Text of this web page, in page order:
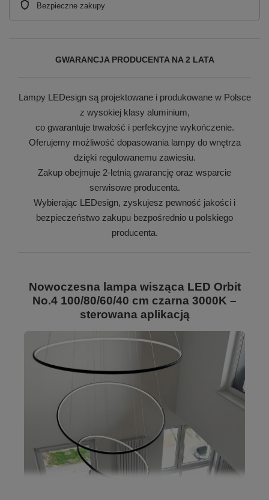
Bezpieczne zakupy
GWARANCJA PRODUCENTA NA 2 LATA
Lampy LEDesign są projektowane i produkowane w Polsce
z wysokiej klasy aluminium,
co gwarantuje trwałość i perfekcyjne wykończenie.
Oferujemy możliwość dopasowania lampy do wnętrza
dzięki regulowanemu zawiesiu.
Zakup obejmuje 2-letnią gwarancję oraz wsparcie
serwisowe producenta.
Wybierając LEDesign, zyskujesz pewność jakości i
bezpieczeństwo zakupu bezpośrednio u polskiego
producenta.
Nowoczesna lampa wisząca LED Orbit
No.4 100/80/60/40 cm czarna 3000K –
sterowana aplikacją